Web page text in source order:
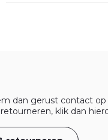
dan gerust contact
klik dan